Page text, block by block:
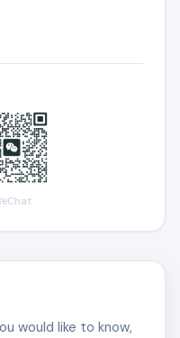
would like to know,